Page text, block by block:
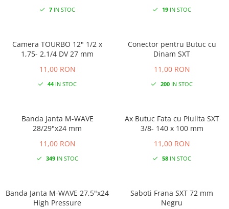
7IN STOC 19IN STOC
Camera TOURBO 12" 1/2 x
1,75- 2.1/4 DV 27 mm
11,00 RON
44IN STOC
Conector pentru Butuc cu
Dinam SXT
11,00 RON
200IN STOC
Banda Janta M-WAVE
28/29"x24 mm
11,00 RON
349IN STOC
Ax Butuc Fata cu Piulita SXT
3/8- 140 x 100 mm
11,00 RON
58IN STOC
Banda Janta M-WAVE 27,5"x24
High Pressure
Saboti Frana SXT 72 mm
Negru